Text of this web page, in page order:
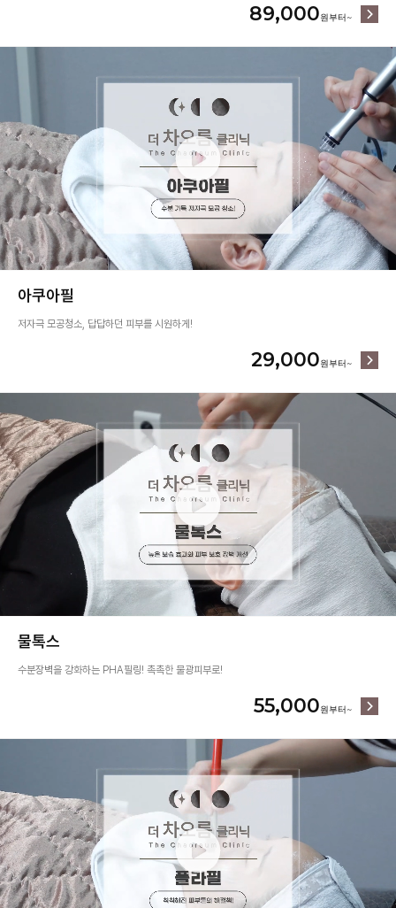
89,000
아쿠아필
저자극 모공청소, 답답하던 피부를 시원하게!
29,000
물톡스
수분장벽을 강화하는 PHA필링! 촉촉한 물광피부로!
55,000